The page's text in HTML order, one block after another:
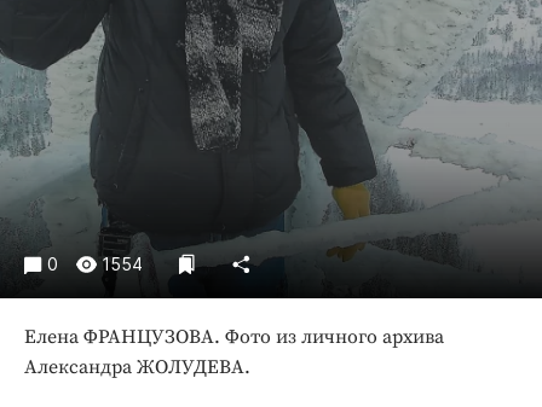
Медиаперсона
Интересное чтиво
Клиника года
Бренд года
Работодатель года
0 1554
Елена ФРАНЦУЗОВА. Фото из личного архива
Александра ЖОЛУДЕВА.